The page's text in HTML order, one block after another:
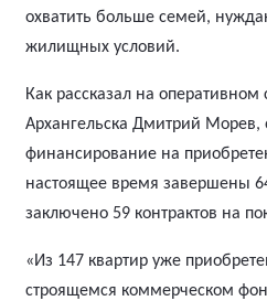
охватить больше семей,
жилищных условий.
Как рассказал на
Архангельска Дмитрий Морев,
финансирование на
настоящее время завершены
заключено 59 контрактов на
«Из 147 квартир уже
строящемся коммерческом